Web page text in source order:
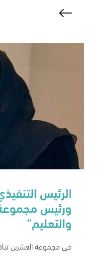
الرئيس
ورئيس
والتعليم”
في مجموعة العشرين